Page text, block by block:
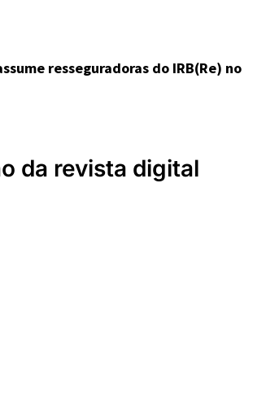
resseguradoras do IRB(Re) no
da revista digital